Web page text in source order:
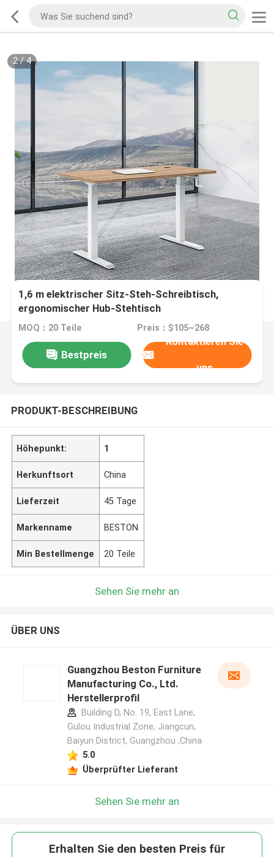
2/4
1,6 m elektrischer Sitz-Steh-Schreibtisch,
ergonomischer Hub-Stehtisch
MOQ：20 Teile Preis：$105~268
Bestpreis
Kontaktieren Sie
uns
PRODUKT-BESCHREIBUNG
Höhepunkt: 1
Herkunftsort China
Lieferzeit 45 Tage
Markenname BESTON
Min Bestellmenge 20 Teile
Sehen Sie mehr an
ÜBER UNS
Guangzhou Beston Furniture
Manufacturing Co., Ltd.
Herstellerprofil
Building D, No. 19, East Lane,
Gulou Industrial Zone, Jiangcun,
Baiyun District, Guangzhou ,China
5.0
Überprüfter Lieferant
Sehen Sie mehr an
Erhalten Sie den besten Preis für